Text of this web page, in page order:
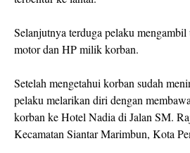
Selanjutnya terduga pelaku mengambil
motor dan HP milik korban.
Setelah mengetahui korban sudah
pelaku melarikan diri dengan
korban ke Hotel Nadia di Jalan SM.
Kecamatan Siantar Marimbun, Kota